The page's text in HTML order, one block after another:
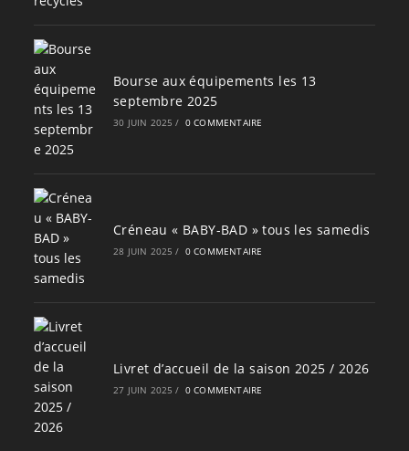
Bourse aux équipements les 13
septembre 2025
30 JUIN 2025 / 0 COMMENTAIRE
Créneau « BABY-BAD » tous les samedis
28 JUIN 2025 / 0 COMMENTAIRE
Livret d’accueil de la saison 2025 / 2026
27 JUIN 2025 / 0 COMMENTAIRE